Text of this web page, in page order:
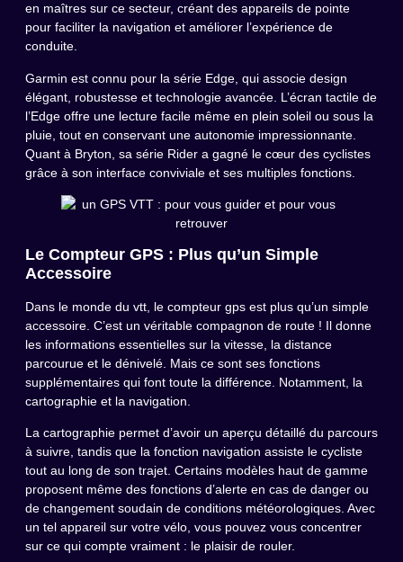
en maîtres sur ce secteur, créant des appareils de pointe
pour faciliter la navigation et améliorer l’expérience de
conduite.
Garmin est connu pour la série Edge, qui associe design
élégant, robustesse et technologie avancée. L’écran tactile de
l’Edge offre une lecture facile même en plein soleil ou sous la
pluie, tout en conservant une autonomie impressionnante.
Quant à Bryton, sa série Rider a gagné le cœur des cyclistes
grâce à son interface conviviale et ses multiples fonctions.
Le Compteur GPS : Plus qu’un Simple
Accessoire
Dans le monde du vtt, le compteur gps est plus qu’un simple
accessoire. C’est un véritable compagnon de route ! Il donne
les informations essentielles sur la vitesse, la distance
parcourue et le dénivelé. Mais ce sont ses fonctions
supplémentaires qui font toute la différence. Notamment, la
cartographie et la navigation.
La cartographie permet d’avoir un aperçu détaillé du parcours
à suivre, tandis que la fonction navigation assiste le cycliste
tout au long de son trajet. Certains modèles haut de gamme
proposent même des fonctions d’alerte en cas de danger ou
de changement soudain de conditions météorologiques. Avec
un tel appareil sur votre vélo, vous pouvez vous concentrer
sur ce qui compte vraiment : le plaisir de rouler.